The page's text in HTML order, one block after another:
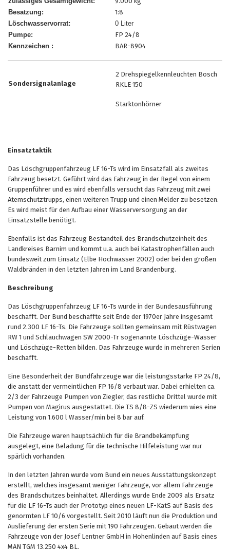
Besatzung:
1:8
Löschwasservorrat:
0 Liter
Pumpe:
FP 24/8
Kennzeichen :
BAR-8904
Sondersignalanlage
2 Drehspiegelkennleuchten Bosch
RKLE 150
Starktonhörner
Einsatztaktik
Das Löschgruppenfahrzeug LF 16-Ts wird im Einsatzfall als zweites
Fahrzeug besetzt. Geführt wird das Fahrzeug in der Regel von einem
Gruppenführer und es wird ebenfalls versucht das Fahrzeug mit zwei
Atemschutztrupps, einen weiteren Trupp und einen Melder zu besetzen.
Es wird meist für den Aufbau einer Wasserversorgung an der
Einsatzstelle benötigt.
Ebenfalls ist das Fahrzeug Bestandteil des Brandschutzeinheit des
Landkreises Barnim und kommt u.a. auch bei Katastrophenfällen auch
bundesweit zum Einsatz (Elbe Hochwasser 2002) oder bei den großen
Waldbränden in den letzten Jahren im Land Brandenburg.
Beschreibung
Das Löschgruppenfahrzeug LF 16-Ts wurde in der Bundesausführung
beschafft. Der Bund beschaffte seit Ende der 1970er Jahre insgesamt
rund 2.300 LF 16-Ts. Die Fahrzeuge sollten gemeinsam mit Rüstwagen
RW 1 und Schlauchwagen SW 2000-Tr sogenannte Löschzüge-Wasser
und Löschzüge-Retten bilden. Das Fahrzeuge wurde in mehreren Serien
beschafft.
Eine Besonderheit der Bundfahrzeuge war die leistungsstarke FP 24/8,
die anstatt der vermeintlichen FP 16/8 verbaut war. Dabei erhielten ca.
2/3 der Fahrzeuge Pumpen von Ziegler, das restliche Drittel wurde mit
Pumpen von Magirus ausgestattet. Die TS 8/8-ZS wiederum wies eine
Leistung von 1.600 l Wasser/min bei 8 bar auf.
Die Fahrzeuge waren hauptsächlich für die Brandbekämpfung
ausgelegt, eine Beladung für die technische Hilfeleistung war nur
spärlich vorhanden.
In den letzten Jahren wurde vom Bund ein neues Ausstattungskonzept
erstellt, welches insgesamt weniger Fahrzeuge, vor allem Fahrzeuge
des Brandschutzes beinhaltet. Allerdings wurde Ende 2009 als Ersatz
für die LF 16-Ts auch der Prototyp eines neuen LF-KatS auf Basis des
genormten LF 10/6 vorgestellt. Seit 2010 läuft nun die Produktion und
Auslieferung der ersten Serie mit 190 Fahrzeugen. Gebaut werden die
Fahrzeuge von der Josef Lentner GmbH in Hohenlinden auf Basis eines
MAN TGM 13.250 4x4 BL.